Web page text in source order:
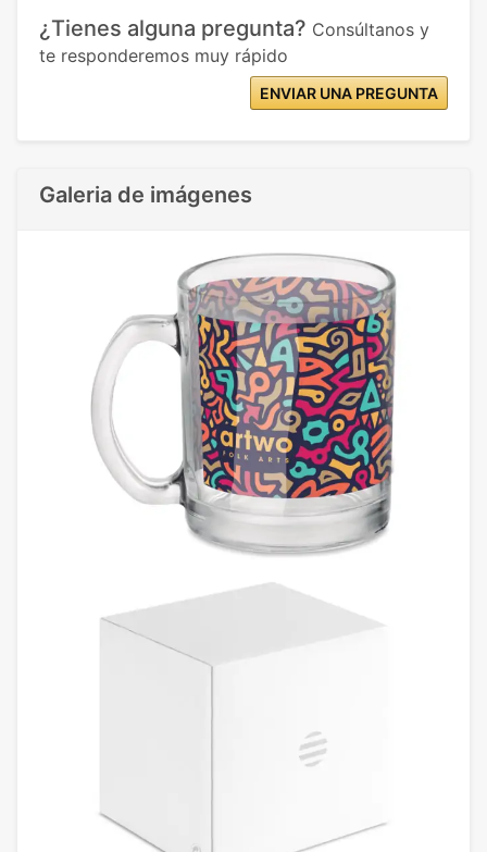
¿Tienes alguna pregunta? Consúltanos y
te responderemos muy rápido
ENVIAR UNA PREGUNTA
Galeria de imágenes